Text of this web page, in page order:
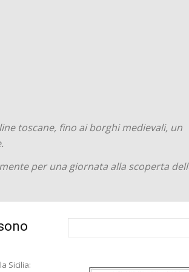
toscane, fino ai borghi medievali, un
per una giornata alla scoperta
Sicilia: